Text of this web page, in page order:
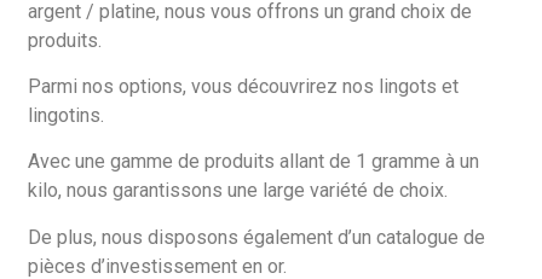
argent / platine, nous vous offrons un grand choix de
produits.
Parmi nos options, vous découvrirez nos lingots et
lingotins.
Avec une gamme de produits allant de 1 gramme à un
kilo, nous garantissons une large variété de choix.
De plus, nous disposons également d’un catalogue de
pièces d’investissement en or.